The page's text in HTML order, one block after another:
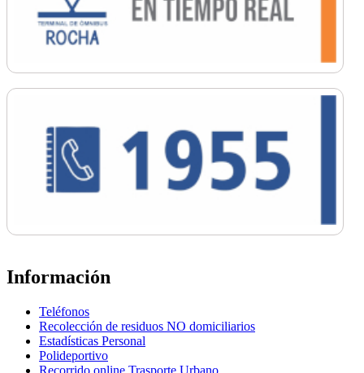
Información
Teléfonos
Recolección de residuos NO domiciliarios
Estadísticas Personal
Polideportivo
Recorrido online Trasporte Urbano